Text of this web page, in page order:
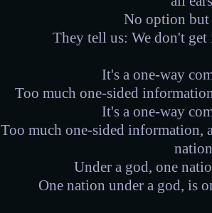
No option but
They tell us: We don't get
It's a one-way
Too much one-sided
It's a one-way
Too much one-sided information,
Under a god, one
One nation under a god, is